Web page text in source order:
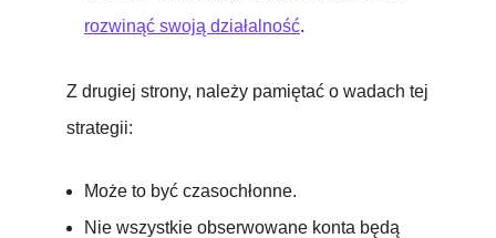
rozwinąć swoją działalność.
Z drugiej strony, należy pamiętać o wadach tej
strategii:
Może to być czasochłonne.
Nie wszystkie obserwowane konta będą